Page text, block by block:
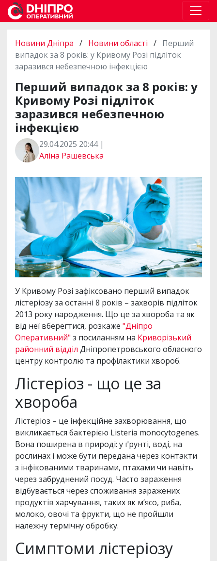
Новини Дніпра / Новини області / Перший
випадок за 8 років: у Кривому Розі підліток
заразився небезпечною інфекцією
Перший випадок за 8 років: у
Кривому Розі підліток
заразився небезпечною
інфекцією
29.04.2025 20:44 |
Аліна Рашевська
У Кривому Розі зафіксовано перший випадок
лістеріозу за останні 8 років – захворів підліток
2013 року народження. Що це за хвороба та як
від неї вберегтися, розкаже "Дніпро
Оперативний" з посиланням на Криворізький
районний відділ Дніпропетровського обласного
центру контролю та профілактики хвороб.
Лістеріоз - що це за
хвороба
Лістеріоз – це інфекційне захворювання, що
викликається бактерією Listeria monocytogenes.
Вона поширена в природі: у ґрунті, воді, на
рослинах і може бути передана через контакти
з інфікованими тваринами, птахами чи навіть
через забруднений посуд. Часто зараження
відбувається через споживання заражених
продуктів харчування, таких як м’ясо, риба,
молоко, овочі та фрукти, що не пройшли
належну термічну обробку.
Симптоми лістеріозу